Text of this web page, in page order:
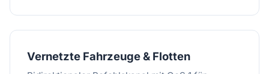
Vernetzte Fahrzeuge & Flotten